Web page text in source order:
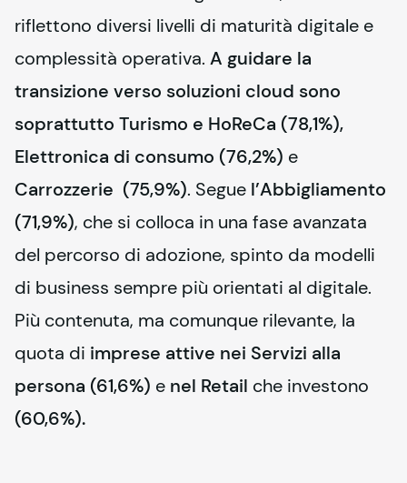
riflettono diversi livelli di maturità digitale e
complessità operativa. A guidare la
transizione verso soluzioni cloud sono
soprattutto Turismo e HoReCa (78,1%),
Elettronica di consumo (76,2%)
Carrozzerie (75,9%). Segue l’Abbigliamento
(71,9%), che si colloca in una fase avanzata
del percorso di adozione, spinto da modelli
di business sempre più orientati al digitale.
Più contenuta, ma comunque rilevante, la
quota di imprese attive nei Servizi alla
persona (61,6%) e nel Retail
(60,6%).